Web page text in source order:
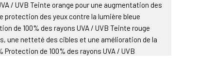
/ UVB Teinte orange pour une augmentation des
des yeux contre la lumière bleue
de 100% des rayons UVA / UVB Teinte rouge
une netteté des cibles et une amélioration de la
de 100% des rayons UVA / UVB